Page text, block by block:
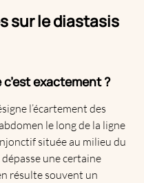
sur le diastasis
exactement ?
l’écartement des
le long de la ligne
située au milieu du
une certaine
résulte souvent un